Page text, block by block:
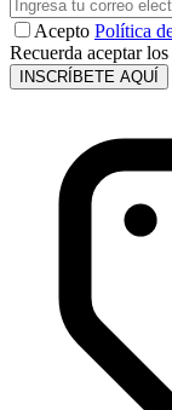
Acepto Política
Recuerda aceptar
INSCRÍBETE AQUÍ